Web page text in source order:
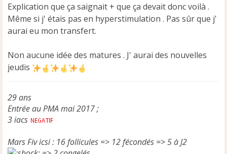
a
g
e
n
l
Explication que ça saignait + que ça devait donc voilà .
Même si j' étais pas en hyperstimulation . Pas sûr que j'
aurai eu mon transfert.
Non aucune idée des matures . J' aurai des nouvelles
jeudis
29 ans
Entrée au PMA mai 2017 ;
3 iacs
Mars Fiv icsi : 16 follicules => 12 fécondés => 5 à J2